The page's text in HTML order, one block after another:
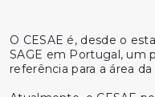
O CESAE é, desde o
SAGE em Portugal, um
referência para a área